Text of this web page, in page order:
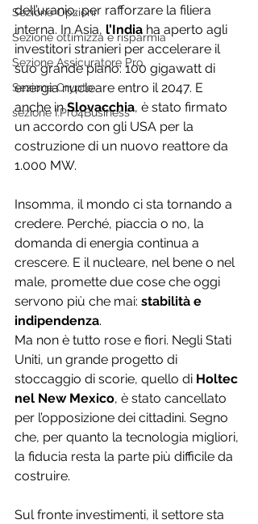
Sezione Opzioni
Sezione ottimizza e risparmia
Sezione Assicuratore Pro
Sezione Crypto
sezione I.Pro4Business
dell’uranio, per rafforzare la filiera
interna. In Asia, l’India ha aperto agli
investitori stranieri per accelerare il
suo grande piano: 100 gigawatt di
energia nucleare entro il 2047. E
anche in Slovacchia, è stato firmato
un accordo con gli USA per la
costruzione di un nuovo reattore da
1.000 MW.
Insomma, il mondo ci sta tornando a
credere. Perché, piaccia o no, la
domanda di energia continua a
crescere. E il nucleare, nel bene o nel
male, promette due cose che oggi
servono più che mai: stabilità e
indipendenza.
Ma non è tutto rose e fiori. Negli Stati
Uniti, un grande progetto di
stoccaggio di scorie, quello di Holtec
nel New Mexico, è stato cancellato
per l’opposizione dei cittadini. Segno
che, per quanto la tecnologia migliori,
la fiducia resta la parte più difficile da
costruire.
Sul fronte investimenti, il settore sta